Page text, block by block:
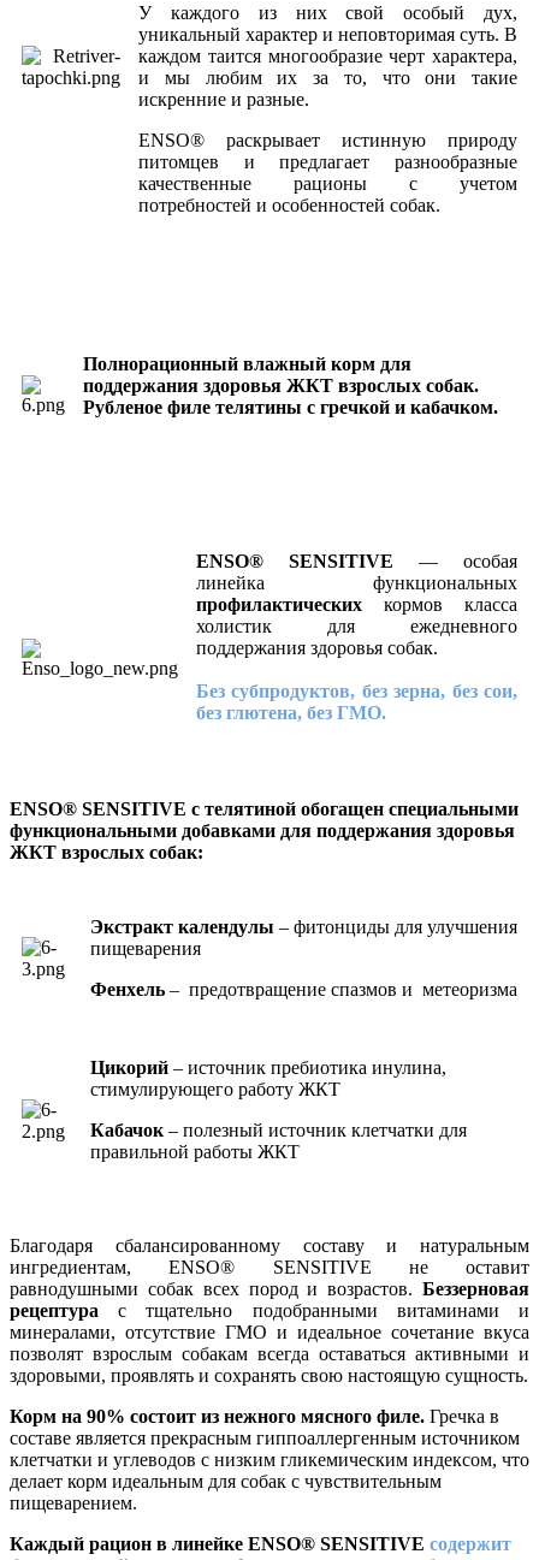
У каждого из них свой особый дух,
уникальный характер и неповторимая суть. В
каждом таится многообразие черт характера,
и мы любим их за то, что они такие
искренние и разные.
ENSO® раскрывает истинную природу
питомцев и предлагает разнообразные
качественные рационы с учетом
потребностей и особенностей собак.
Полнорационный влажный корм для
поддержания здоровья ЖКТ взрослых собак.
Рубленое филе телятины с гречкой и кабачком.
ENSO® SENSITIVE — особая
линейка функциональных
профилактических кормов класса
холистик для ежедневного
поддержания здоровья собак.
Без субпродуктов, без зерна, без сои,
без глютена, без ГМО.
ENSO® SENSITIVE c телятиной обогащен специальными
функциональными добавками для поддержания здоровья
ЖКТ взрослых собак:
Экстракт календулы – фитонциды для улучшения
пищеварения
Фенхель – предотвращение спазмов и метеоризма
Цикорий – источник пребиотика инулина,
стимулирующего работу ЖКТ
Кабачок – полезный источник клетчатки для
правильной работы ЖКТ
Благодаря сбалансированному составу и натуральным
ингредиентам, ENSO® SENSITIVE не оставит
равнодушными собак всех пород и возрастов. Беззерновая
рецептура с тщательно подобранными витаминами и
минералами, отсутствие ГМО и идеальное сочетание вкуса
позволят взрослым собакам всегда оставаться активными и
здоровыми, проявлять и сохранять свою настоящую сущность.
Корм на 90% состоит из нежного мясного филе. Гречка в
составе является прекрасным гиппоаллергенным источником
клетчатки и углеводов с низким гликемическим индексом, что
делает корм идеальным для собак с чувствительным
пищеварением.
Каждый рацион в линейке ENSO® SENSITIVE содержит